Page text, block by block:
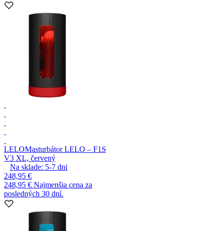
LELOMasturbátor LELO – F1S
V3 XL, červený
Na sklade: 5-7 dni
248,95 €
248,95 € Najmenšia cena za
posledných 30 dní.